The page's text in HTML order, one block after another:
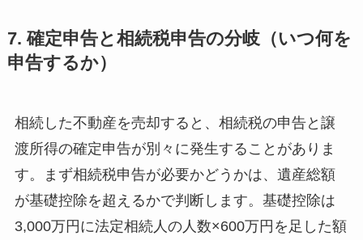
7. 確定申告と相続税申告の分岐（いつ何を
申告するか）
相続した不動産を売却すると、相続税の申告と譲
渡所得の確定申告が別々に発生することがありま
す。まず相続税申告が必要かどうかは、遺産総額
が基礎控除を超えるかで判断します。基礎控除は
3,000万円に法定相続人の人数×600万円を足した額